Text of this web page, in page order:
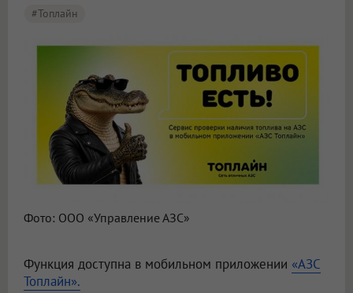
#Топлайн
Фото: ООО «Управление АЗС»
Функция доступна в мобильном приложении «АЗС
Топлайн».